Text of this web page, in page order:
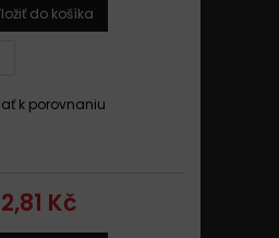
do košíka
k porovnaniu
Kč